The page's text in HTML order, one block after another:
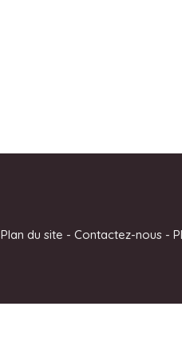
Plan du site - Contactez-nous-